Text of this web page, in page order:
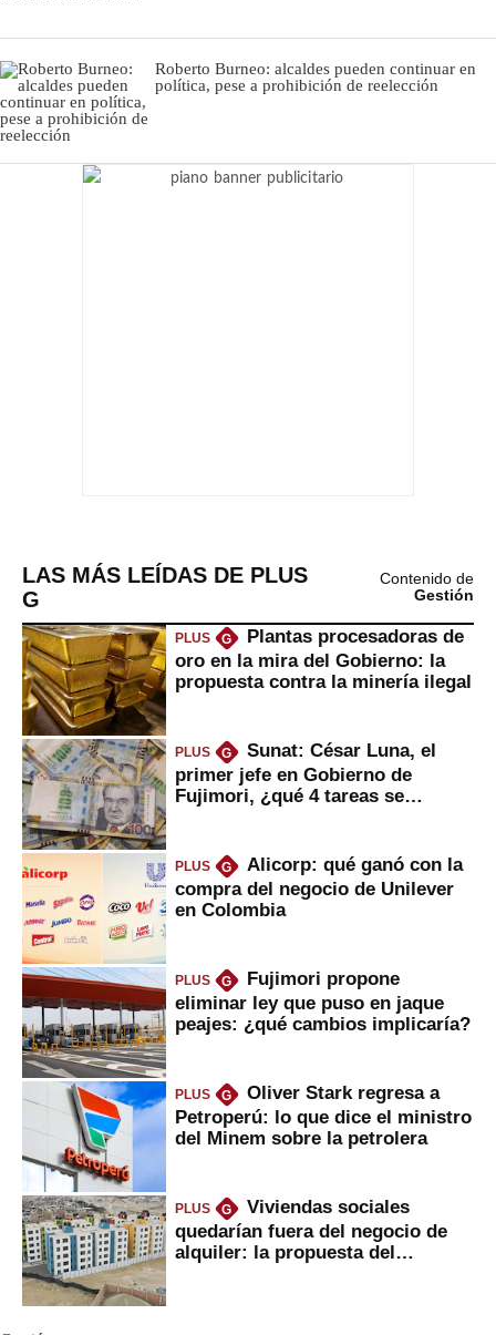
Roberto Burneo: alcaldes pueden continuar en
política, pese a prohibición de reelección
LAS MÁS LEÍDAS DE PLUS
G
Contenido de
Gestión
PLUS G
Plantas procesadoras de
oro en la mira del Gobierno: la
propuesta contra la minería ilegal
PLUS G
Sunat: César Luna, el
primer jefe en Gobierno de
Fujimori, ¿qué 4 tareas se
PLUS G
Alicorp: qué ganó con la
compra del negocio de Unilever
en Colombia
PLUS G
Fujimori propone
eliminar ley que puso en jaque
peajes: ¿qué cambios implicaría?
PLUS G
Oliver Stark regresa a
Petroperú: lo que dice el ministro
del Minem sobre la petrolera
PLUS G
Viviendas sociales
quedarían fuera del negocio de
alquiler: la propuesta del